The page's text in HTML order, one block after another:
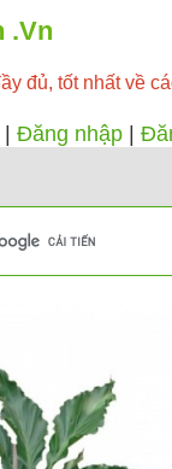
.Vn
đủ, tốt nhất về
Đăng nhập